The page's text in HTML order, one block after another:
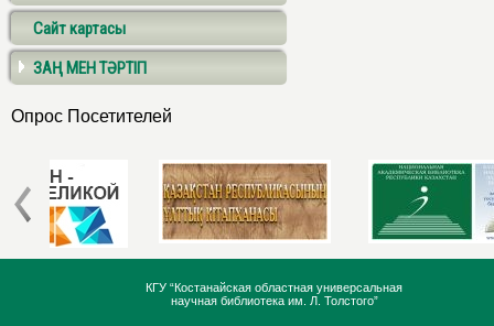
Сайт картасы
ЗАҢ МЕН ТӘРТІП
Опрос Посетителей
КГУ “Костанайская областная универсальная
научная библиотека им. Л. Толстого”